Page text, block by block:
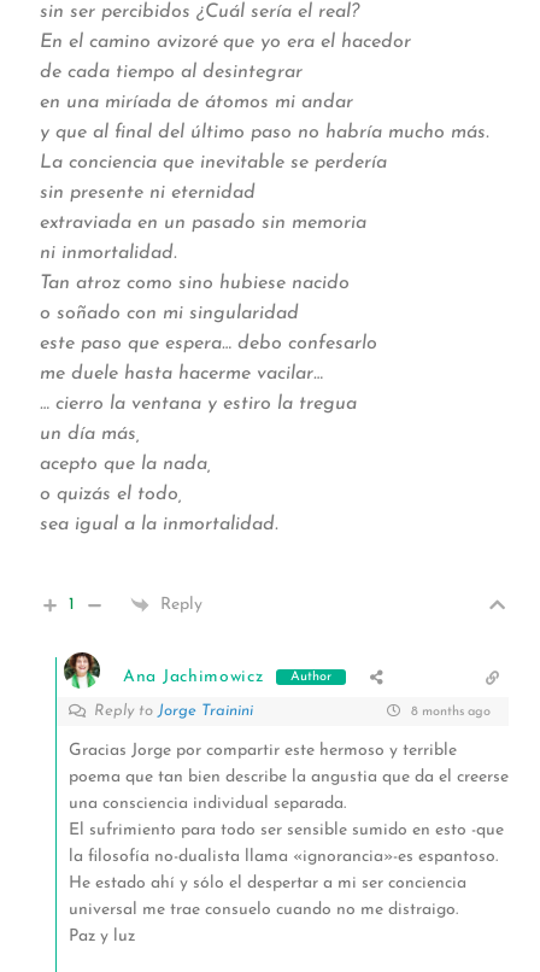
sin ser percibidos ¿Cuál sería el real?
En el camino avizoré que yo era el hacedor
de cada tiempo al desintegrar
en una miríada de átomos mi andar
y que al final del último paso no habría mucho más.
La conciencia que inevitable se perdería
sin presente ni eternidad
extraviada en un pasado sin memoria
ni inmortalidad.
Tan atroz como sino hubiese nacido
o soñado con mi singularidad
este paso que espera… debo confesarlo
me duele hasta hacerme vacilar…
… cierro la ventana y estiro la tregua
un día más,
acepto que la nada,
o quizás el todo,
sea igual a la inmortalidad.
1 Reply
Ana Jachimowicz Author
Reply to Jorge Trainini 8 months ago
Gracias Jorge por compartir este hermoso y terrible
poema que tan bien describe la angustia que da el creerse
una consciencia individual separada.
El sufrimiento para todo ser sensible sumido en esto -que
la filosofía no-dualista llama «ignorancia»-es espantoso.
He estado ahí y sólo el despertar a mi ser conciencia
universal me trae consuelo cuando no me distraigo.
Paz y luz